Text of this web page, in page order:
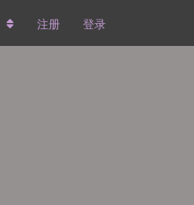
注册 登录